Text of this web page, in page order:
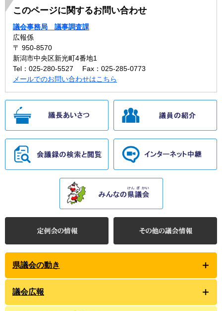
このページに関するお問い合わせ
議会事務局 議事調査課
広報係
〒 950-8570
新潟市中央区新光町4番地1
Tel：025-280-5527
Fax：025-285-0773
メールでのお問い合わせはこちら
県議会の動き
議会広報